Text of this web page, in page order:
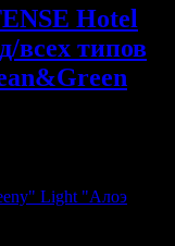
Hotel
всех типов